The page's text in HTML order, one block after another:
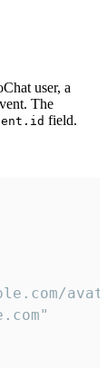
user, a
The
field.